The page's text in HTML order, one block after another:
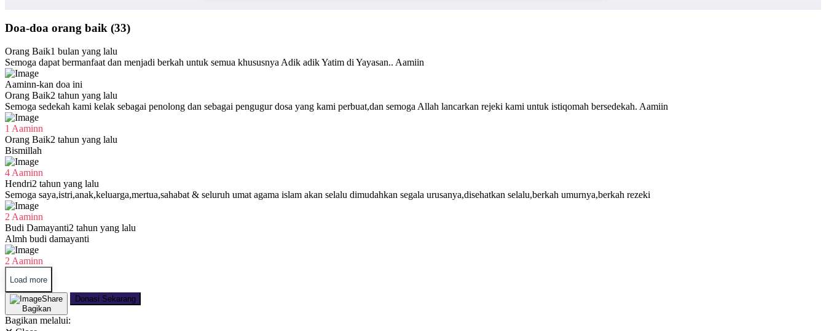
Doa-doa orang baik (33)
Orang Baik1 bulan yang lalu
Semoga dapat bermanfaat dan menjadi berkah untuk semua khususnya Adik adik Yatim di Yayasan.. Aamiin
Aaminn-kan doa ini
Orang Baik2 tahun yang lalu
Semoga sedekah kami kelak sebagai penolong dan sebagai pengugur dosa yang kami perbuat,dan semoga Allah lancarkan rejeki kami untuk istiqomah bersedekah. Aamiin
1 Aaminn
Orang Baik2 tahun yang lalu
Bismillah
4 Aaminn
Hendri2 tahun yang lalu
Semoga saya,istri,anak,keluarga,mertua,sahabat & seluruh umat agama islam akan selalu dimudahkan segala urusanya,disehatkan selalu,berkah umurnya,berkah rezeki
2 Aaminn
Budi Damayanti2 tahun yang lalu
Almh budi damayanti
2 Aaminn
Load more
Share
Bagikan
Donasi Sekarang
Bagikan melalui: